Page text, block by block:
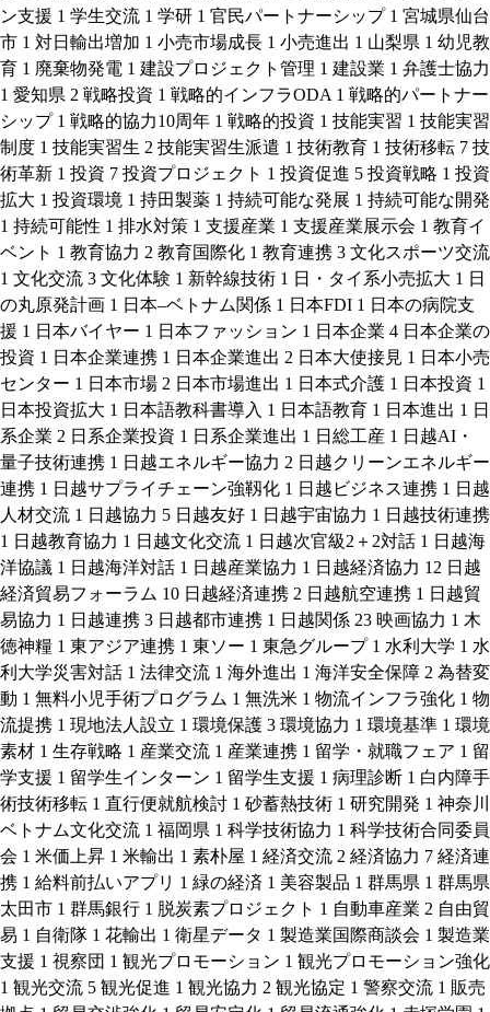
ン支援 1 学生交流 1 学研 1 官民パートナーシップ 1 宮城県仙台
市 1 対日輸出増加 1 小売市場成長 1 小売進出 1 山梨県 1 幼児教
育 1 廃棄物発電 1 建設プロジェクト管理 1 建設業 1 弁護士協力
1 愛知県 2 戦略投資 1 戦略的インフラODA 1 戦略的パートナー
シップ 1 戦略的協力10周年 1 戦略的投資 1 技能実習 1 技能実習
制度 1 技能実習生 2 技能実習生派遣 1 技術教育 1 技術移転 7 技
術革新 1 投資 7 投資プロジェクト 1 投資促進 5 投資戦略 1 投資
拡大 1 投資環境 1 持田製薬 1 持続可能な発展 1 持続可能な開発
1 持続可能性 1 排水対策 1 支援産業 1 支援産業展示会 1 教育イ
ベント 1 教育協力 2 教育国際化 1 教育連携 3 文化スポーツ交流
1 文化交流 3 文化体験 1 新幹線技術 1 日・タイ系小売拡大 1 日
の丸原発計画 1 日本–ベトナム関係 1 日本FDI 1 日本の病院支
援 1 日本バイヤー 1 日本ファッション 1 日本企業 4 日本企業の
投資 1 日本企業連携 1 日本企業進出 2 日本大使接見 1 日本小売
センター 1 日本市場 2 日本市場進出 1 日本式介護 1 日本投資 1
日本投資拡大 1 日本語教科書導入 1 日本語教育 1 日本進出 1 日
系企業 2 日系企業投資 1 日系企業進出 1 日総工産 1 日越AI・
量子技術連携 1 日越エネルギー協力 2 日越クリーンエネルギー
連携 1 日越サプライチェーン強靱化 1 日越ビジネス連携 1 日越
人材交流 1 日越協力 5 日越友好 1 日越宇宙協力 1 日越技術連携
1 日越教育協力 1 日越文化交流 1 日越次官級2＋2対話 1 日越海
洋協議 1 日越海洋対話 1 日越産業協力 1 日越経済協力 12 日越
経済貿易フォーラム 10 日越経済連携 2 日越航空連携 1 日越貿
易協力 1 日越連携 3 日越都市連携 1 日越関係 23 映画協力 1 木
徳神糧 1 東アジア連携 1 東ソー 1 東急グループ 1 水利大学 1 水
利大学災害対話 1 法律交流 1 海外進出 1 海洋安全保障 2 為替変
動 1 無料小児手術プログラム 1 無洗米 1 物流インフラ強化 1 物
流提携 1 現地法人設立 1 環境保護 3 環境協力 1 環境基準 1 環境
素材 1 生存戦略 1 産業交流 1 産業連携 1 留学・就職フェア 1 留
学支援 1 留学生インターン 1 留学生支援 1 病理診断 1 白内障手
術技術移転 1 直行便就航検討 1 砂蓄熱技術 1 研究開発 1 神奈川
ベトナム文化交流 1 福岡県 1 科学技術協力 1 科学技術合同委員
会 1 米価上昇 1 米輸出 1 素朴屋 1 経済交流 2 経済協力 7 経済連
携 1 給料前払いアプリ 1 緑の経済 1 美容製品 1 群馬県 1 群馬県
太田市 1 群馬銀行 1 脱炭素プロジェクト 1 自動車産業 2 自由貿
易 1 自衛隊 1 花輸出 1 衛星データ 1 製造業国際商談会 1 製造業
支援 1 視察団 1 観光プロモーション 1 観光プロモーション強化
1 観光交流 5 観光促進 1 観光協力 2 観光協定 1 警察交流 1 販売